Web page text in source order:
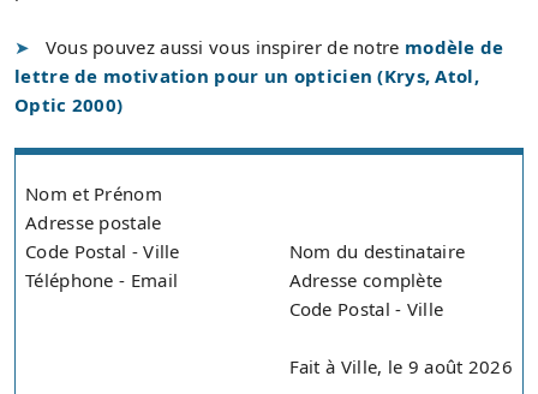
Vous pouvez aussi vous inspirer de notre modèle de
lettre de motivation pour un opticien (Krys, Atol,
Optic 2000)
Nom et Prénom
Adresse postale
Code Postal - Ville
Téléphone - Email
Nom du destinataire
Adresse complète
Code Postal - Ville
Fait à Ville, le 9 août 2026